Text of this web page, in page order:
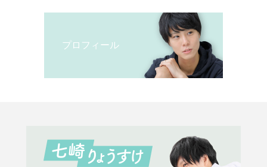
プロフィール